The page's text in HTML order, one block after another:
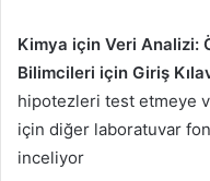
Kimya için Veri Analizi:
Bilimcileri için Giriş
hipotezleri test etmeye
için diğer laboratuvar
inceliyor